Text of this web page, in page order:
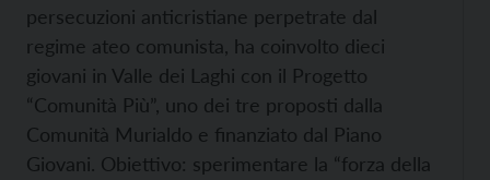
persecuzioni anticristiane perpetrate dal
regime ateo comunista, ha coinvolto dieci
giovani in Valle dei Laghi con il Progetto
“Comunità Più”, uno dei tre proposti dalla
Comunità Murialdo e finanziato dal Piano
Giovani. Obiettivo: sperimentare la “forza della